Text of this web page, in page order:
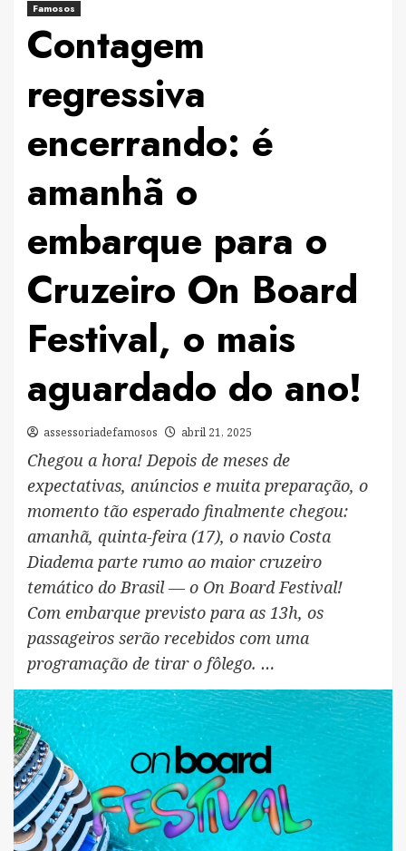
Famosos
Contagem
regressiva
encerrando: é
amanhã o
embarque para o
Cruzeiro On Board
Festival, o mais
aguardado do ano!
assessoriadefamosos abril 21, 2025
Chegou a hora! Depois de meses de
expectativas, anúncios e muita preparação, o
momento tão esperado finalmente chegou:
amanhã, quinta-feira (17), o navio Costa
Diadema parte rumo ao maior cruzeiro
temático do Brasil — o On Board Festival!
Com embarque previsto para as 13h, os
passageiros serão recebidos com uma
programação de tirar o fôlego. …